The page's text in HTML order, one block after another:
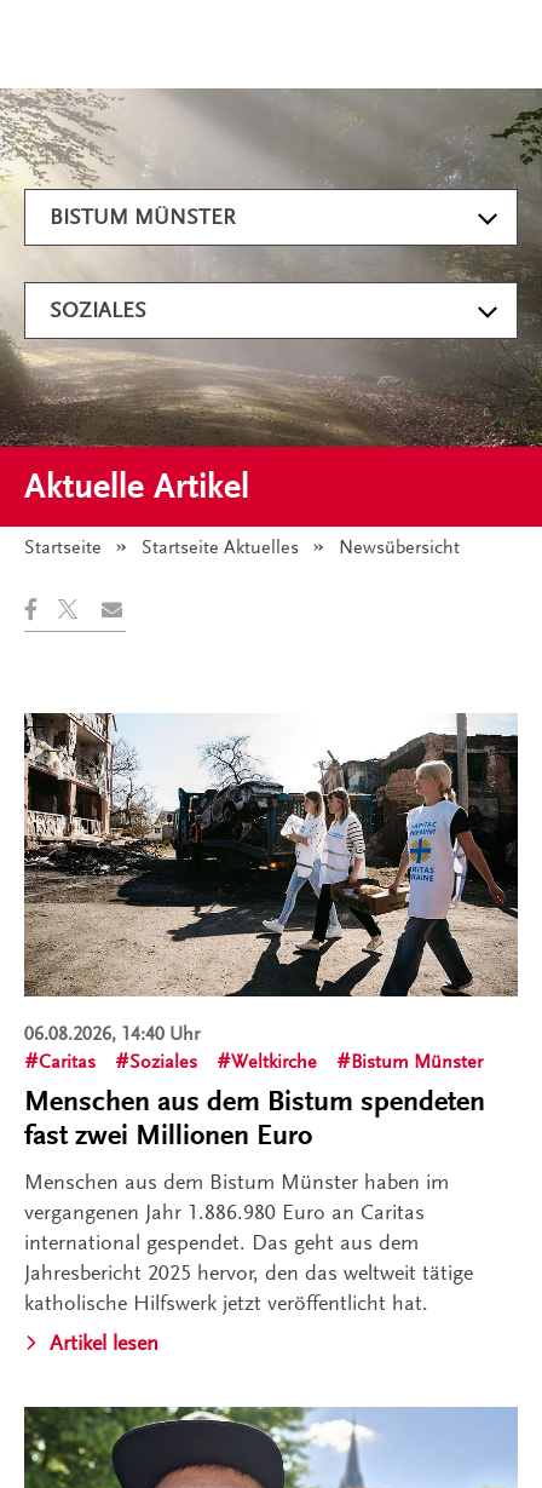
Aktuelle Artikel
Artikel filtern
BISTUM MÜNSTER
SOZIALES
Startseite Startseite Aktuelles Angezeigt:
Newsübersicht
06.08.2026, 14:40 Uhr
Caritas
Soziales Weltkirche Bistum Münster
Menschen aus dem Bistum spendeten
fast zwei Millionen Euro
Menschen aus dem Bistum Münster haben im
vergangenen Jahr 1.886.980 Euro an Caritas
international gespendet. Das geht aus dem
Jahresbericht 2025 hervor, den das weltweit tätige
katholische Hilfswerk jetzt veröffentlicht hat.
Artikel lesen